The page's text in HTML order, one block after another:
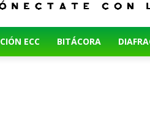
ECC BITÁCORA